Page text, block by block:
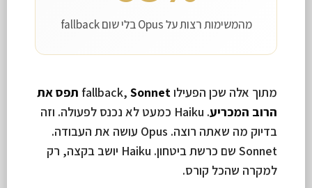
מהמשימות רצות על Opus בלי שום fallback
מתוך אלה שכן הפעילו fallback,
Sonnet תפס את
הרוב המכריע
. Haiku כמעט לא נכנס לפעולה. וזה
בדיוק מה שאתה רוצה. Opus עושה את העבודה.
Sonnet שם כרשת ביטחון. Haiku יושב בקצה, רק
למקרה שהכל קורס.